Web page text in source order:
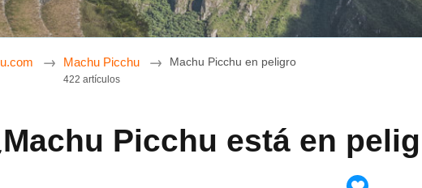
Machu Picchu
422 artículos
Machu Picchu en peligro
Picchu está en